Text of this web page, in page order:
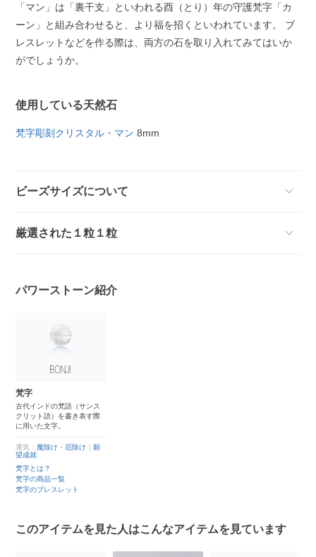
「マン」は「裏干支」といわれる酉（とり）年の守護梵字「カ
ーン」と組み合わせると、より福を招くといわれています。 ブ
レスレットなどを作る際は、両方の石を取り入れてみてはいか
がでしょうか。
使用している天然石
梵字彫刻クリスタル・マン 8mm
ビーズサイズについて
厳選された１粒１粒
パワーストーン紹介
梵字
古代インドの梵語（サンス
クリット語）を書き表す際
に用いた文字。
運気： 魔除け・厄除け
願
望成就
梵字とは？
梵字の商品一覧
梵字のブレスレット
このアイテムを見た人はこんなアイテムを見ています